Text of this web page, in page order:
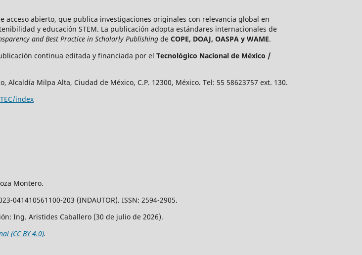
abierto, que publica investigaciones originales con relevancia global en
y educación STEM. La publicación adopta estándares internacionales de
and Best Practice in Scholarly Publishing de COPE, DOAJ, OASPA y WAME.
continua editada y financiada por el Tecnológico Nacional de México /
Alcaldía Milpa Alta, Ciudad de México, C.P. 12300, México. Tel: 55 58623757 ext. 130.
index
Montero.
041410561100-203 (INDAUTOR). ISSN: 2594-2905.
Ing. Aristides Caballero (30 de julio de 2026).
(CC BY 4.0).